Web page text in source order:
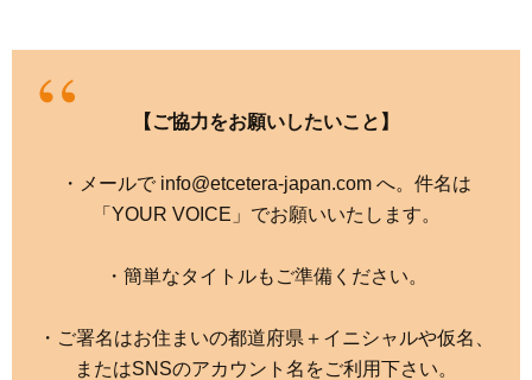
【ご協力をお願いしたいこと】
・メールで info@etcetera-japan.com へ。件名は
「YOUR VOICE」でお願いいたします。
・簡単なタイトルもご準備ください。
・ご署名はお住まいの都道府県＋イニシャルや仮名、
またはSNSのアカウント名をご利用下さい。